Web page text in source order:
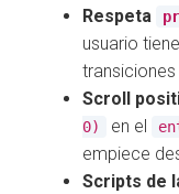
Respeta
usuario
Scroll
0)
en el
empiece
Scripts de